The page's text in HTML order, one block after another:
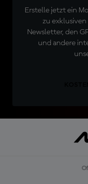
Erstelle jetzt ein
zu
Newsletter, den
und andere